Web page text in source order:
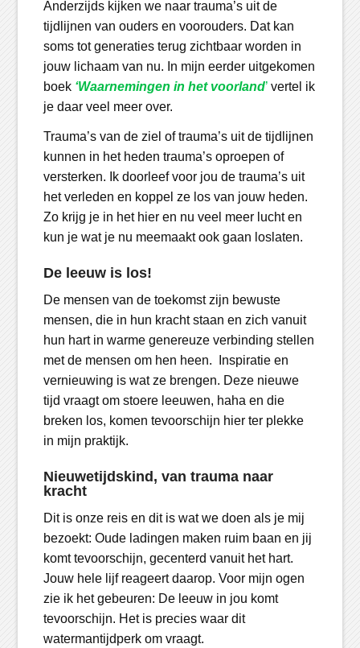
Anderzijds kijken we naar trauma’s uit de
tijdlijnen van ouders en voorouders. Dat kan
soms tot generaties terug zichtbaar worden in
jouw lichaam van nu. In mijn eerder uitgekomen
boek ‘Waarnemingen in het voorland’vertel ik
je daar veel meer over.
Trauma’s van de ziel of trauma’s uit de tijdlijnen
kunnen in het heden trauma’s oproepen of
versterken. Ik doorleef voor jou de trauma’s uit
het verleden en koppel ze los van jouw heden.
Zo krijg je in het hier en nu veel meer lucht en
kun je wat je nu meemaakt ook gaan loslaten.
De leeuw is los!
De mensen van de toekomst zijn bewuste
mensen, die in hun kracht staan en zich vanuit
hun hart in warme genereuze verbinding stellen
met de mensen om hen heen. Inspiratie en
vernieuwing is wat ze brengen. Deze nieuwe
tijd vraagt om stoere leeuwen, haha en die
breken los, komen tevoorschijn hier ter plekke
in mijn praktijk.
Nieuwetijdskind, van trauma naar
kracht
Dit is onze reis en dit is wat we doen als je mij
bezoekt: Oude ladingen maken ruim baan en jij
komt tevoorschijn, gecenterd vanuit het hart.
Jouw hele lijf reageert daarop. Voor mijn ogen
zie ik het gebeuren: De leeuw in jou komt
tevoorschijn. Het is precies waar dit
watermantijdperk om vraagt.